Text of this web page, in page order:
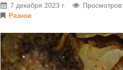
7 декабря 2023 г.
Разное